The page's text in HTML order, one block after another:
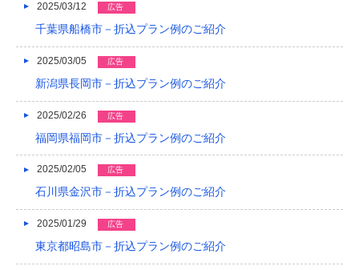
2015/07
2015/05
2015/01
2014/12
2014/11
2014/07
2025/03/12 広告
千葉県船橋市－折込プラン例のご紹介
2025/03/05 広告
新潟県長岡市－折込プラン例のご紹介
2025/02/26 広告
福岡県福岡市－折込プラン例のご紹介
2025/02/05 広告
石川県金沢市－折込プラン例のご紹介
2025/01/29 広告
東京都昭島市－折込プラン例のご紹介